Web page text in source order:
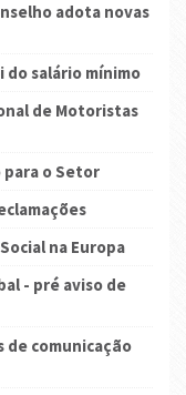
adota novas
salário mínimo
de Motoristas
para o Setor
na Europa
- pré aviso de
de comunicação